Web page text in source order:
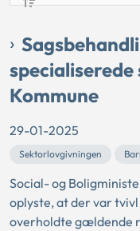
Kommune
29-01-2025
Sektorlovgivningen
Social- og
oplyste, at der var
overholdte gældende